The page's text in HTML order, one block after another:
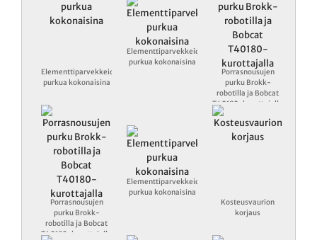
Elementtiparvekkeiden
purkua kokonaisina
Elementtiparvekkeiden
purkua kokonaisina
Porrasnousujen
purku Brokk-
robotilla ja Bobcat
T40180-kurottajalla
Porrasnousujen
purku Brokk-
robotilla ja Bobcat
T40180-kurottajalla
Elementtiparvekkeiden
purkua kokonaisina
Kosteusvaurion
korjaus